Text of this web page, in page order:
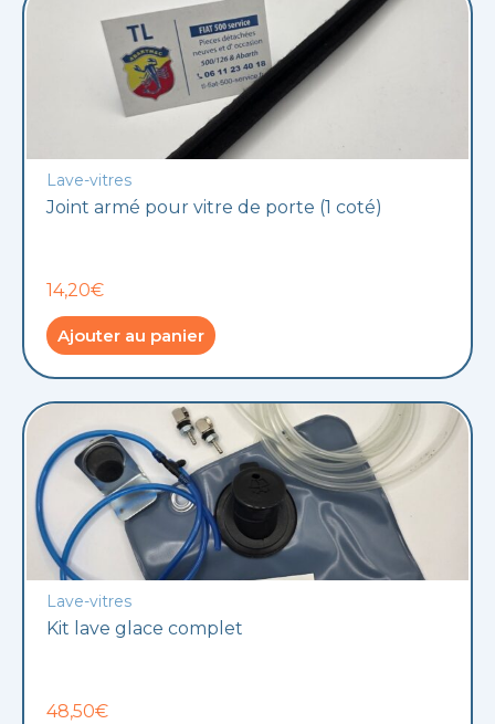
Lave-vitres
Joint armé pour vitre de porte (1 coté)
14,20€
Ajouter au panier
Lave-vitres
Kit lave glace complet
48,50€